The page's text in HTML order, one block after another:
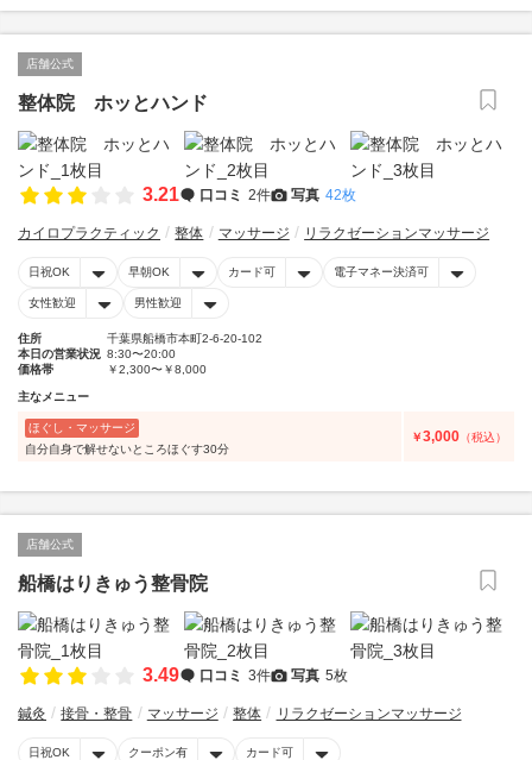
店舗公式
整体院 ホッとハンド
3.21 口コミ 2件 写真 42枚
カイロプラクティック 整体 マッサージ リラクゼーションマッサージ
日祝OK 早朝OK カード可 電子マネー決済可
女性歓迎 男性歓迎
住所
千葉県船橋市本町2-6-20-102
本日の営業状況 8:30〜20:00
価格帯
￥2,300〜￥8,000
主なメニュー
ほぐし・マッサージ
自分自身で解せないところほぐす30分
￥3,000 （税込）
店舗公式
船橋はりきゅう整骨院
3.49 口コミ 3件 写真 5枚
鍼灸 接骨・整骨 マッサージ 整体 リラクゼーションマッサージ
日祝OK クーポン有 カード可